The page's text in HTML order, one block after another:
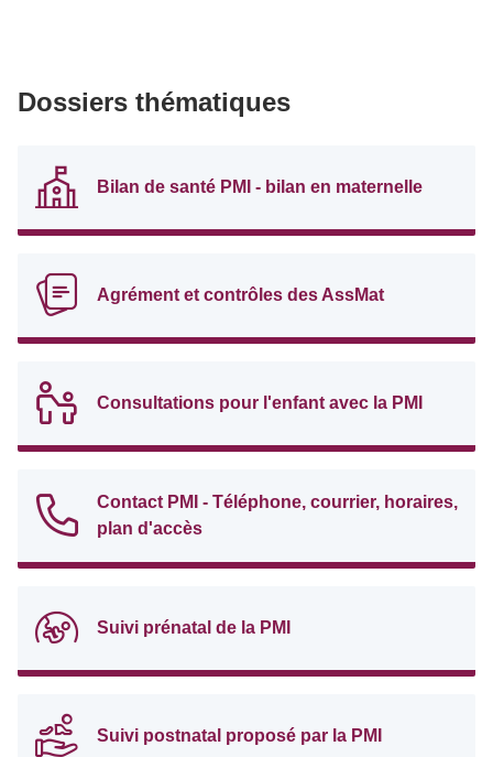
Dossiers thématiques
Bilan de santé PMI - bilan en maternelle
Agrément et contrôles des AssMat
Consultations pour l'enfant avec la PMI
Contact PMI - Téléphone, courrier, horaires,
plan d'accès
Suivi prénatal de la PMI
Suivi postnatal proposé par la PMI